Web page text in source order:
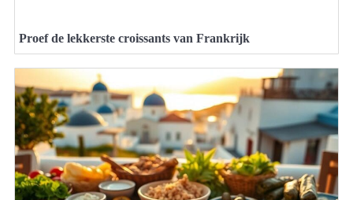
Proef de lekkerste croissants van Frankrijk